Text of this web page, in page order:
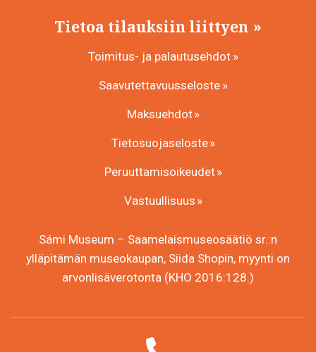
Tietoa tilauksiin liittyen
Toimitus- ja palautusehdot
Saavutettavuusseloste
Maksuehdot
Tietosuojaseloste
Peruuttamisoikeudet
Vastuullisuus
Sámi Museum – Saamelaismuseosäätiö sr.:n
ylläpitämän museokaupan, Siida Shopin, myynti on
arvonlisäverotonta (KHO 2016:128.)